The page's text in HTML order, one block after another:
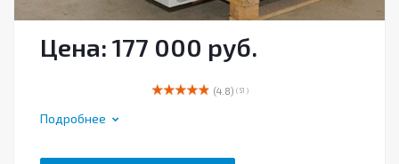
Цена: 177 000 руб.
(4.8) ( 51 )
Подробнее